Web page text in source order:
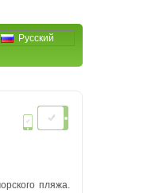
Русский
пляжа.